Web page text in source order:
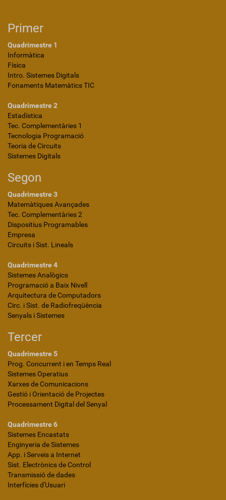
Primer
Quadrimestre 1
Informàtica
Física
Intro. Sistemes Digitals
Fonaments Matemàtics TIC
Quadrimestre 2
Estadística
Tec. Complementàries 1
Tecnologia Programació
Teoria de Circuits
Sistemes Digitals
Segon
Quadrimestre 3
Matemàtiques Avançades
Tec. Complementàries 2
Dispositius Programables
Empresa
Circuits i Sist. Lineals
Quadrimestre 4
Sistemes Analògics
Programació a Baix Nivell
Arquitectura de Computadors
Circ. i Sist. de Radiofreqüència
Senyals i Sistemes
Tercer
Quadrimestre 5
Prog. Concurrent i en Temps Real
Sistemes Operatius
Xarxes de Comunicacions
Gestió i Orientació de Projectes
Processament Digital del Senyal
Quadrimestre 6
Sistemes Encastats
Enginyeria de Sistemes
App. i Serveis a Internet
Sist. Electrònics de Control
Transmissió de dades
Interfícies d'Usuari